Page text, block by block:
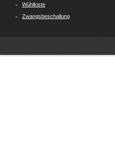
Wühlkiste
Zwangsbeschallung